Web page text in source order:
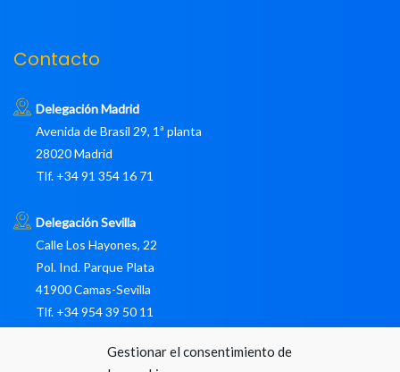
Gestionar el consentimiento de
Contacto
Delegación Madrid
Avenida de Brasil 29, 1ª planta
28020 Madrid
Tlf. +34 91 354 16 71
Delegación Sevilla
Calle Los Hayones, 22
Pol. Ind. Parque Plata
41900 Camas-Sevilla
Tlf. +34 954 39 50 11
pedidos@libromares.com sinli@libromaresdigital.com Buzón